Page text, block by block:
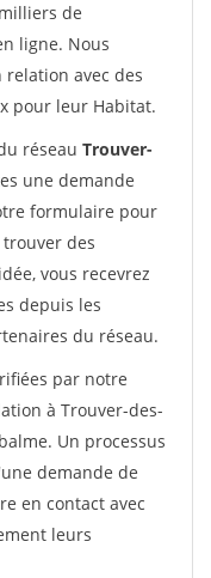
de
ligne. Nous
avec des
pour leur Habitat.
réseau Trouver-
une demande
formulaire pour
des
vous recevrez
depuis les
du réseau.
par notre
à Trouver-des-
Un processus
demande de
en contact avec
leurs